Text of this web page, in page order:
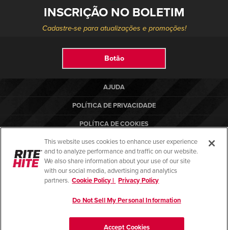
INSCRIÇÃO NO BOLETIM
Cadastre-se para atualizações e promoções!
Botão
AJUDA
POLÍTICA DE PRIVACIDADE
POLÍTICA DE COOKIES
TERMOS DE USO
NORMAS DE CONFORMIDADE
This website uses cookies to enhance user experience
and to analyze performance and traffic on our website.
We also share information about your use of our site
with our social media, advertising and analytics
partners. Cookie Policy | Privacy Policy
Do Not Sell My Personal Information
Accept Cookies